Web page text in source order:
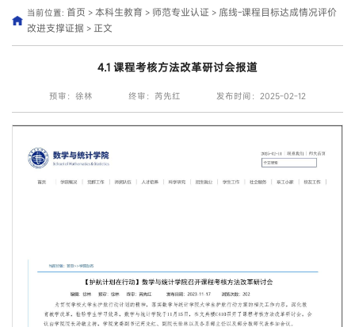
当前位置: 首页 > 本科生教育 > 师范专业认证 > 底线-课程目标达成情况评价
改进支撑证据 > 正文
4.1 课程考核方法改革研讨会报道
预审：徐林 终审：芮先红 发布时间：2025-02-12